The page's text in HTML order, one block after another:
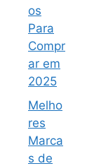
os
Para
Compr
ar em
2025
Melho
res
Marca
s de